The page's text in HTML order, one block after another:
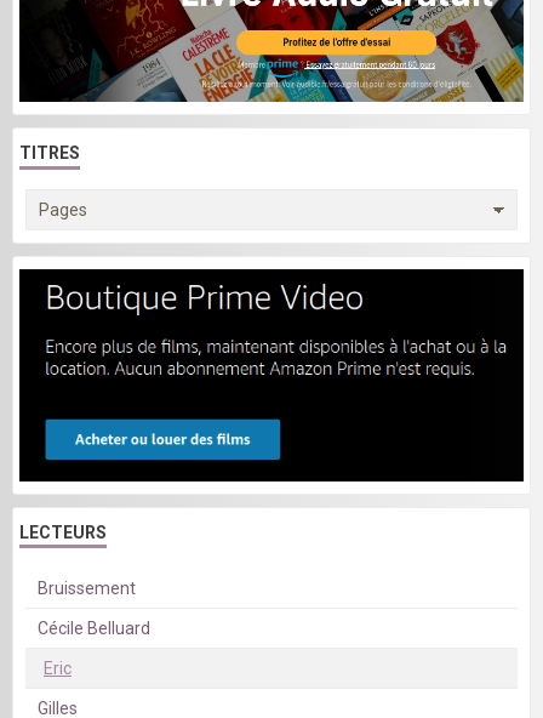
TITRES
LECTEURS
Bruissement
Cécile Belluard
Eric
Gilles